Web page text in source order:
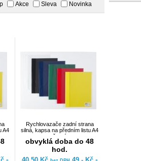
Akce Sleva Novinka
A4
Rychlovazače zadní strana
silná, kapsa na předním listu A4
černý
obvyklá doba do 48
hod.